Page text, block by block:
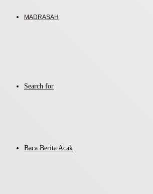
MADRASAH
Search for
Baca Berita Acak